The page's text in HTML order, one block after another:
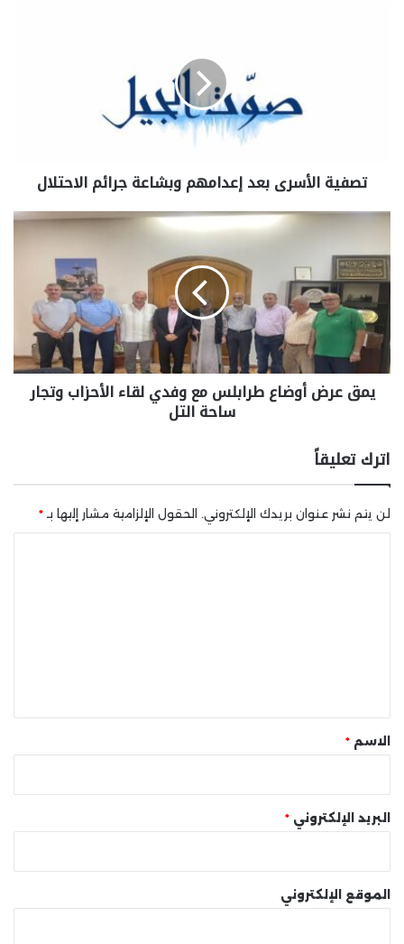
تصفية الأسرى بعد إعدامهم وبشاعة جرائم الاحتلال
يمق عرض أوضاع طرابلس مع وفدي لقاء الأحزاب وتجار
ساحة التل
اترك تعليقاً
لن يتم نشر عنوان بريدك الإلكتروني. الحقول الإلزامية مشار إليها بـ*
* الاسم *
البريد الإلكتروني *
الموقع الإلكتروني